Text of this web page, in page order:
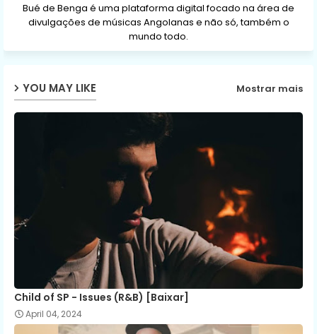
Bué de Benga é uma plataforma digital focado na área de
divulgações de músicas Angolanas e não só, também o
mundo todo.
YOU MAY LIKE Mostrar mais
Child of SP - Issues (R&B) [Baixar]
April 04, 2024